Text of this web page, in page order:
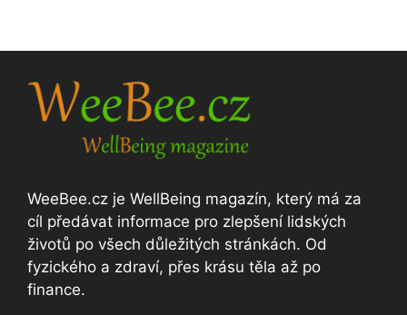
WeeBee.cz je WellBeing magazín, který má za
cíl předávat informace pro zlepšení lidských
životů po všech důležitých stránkách. Od
fyzického a zdraví, přes krásu těla až po
finance.